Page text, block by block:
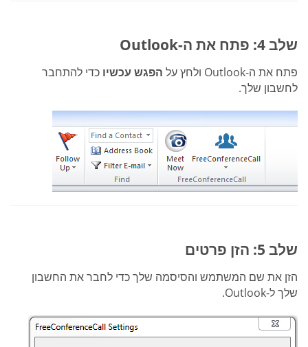
שלב 4: פתח את ה-Outlook
פתח את ה-Outlook ולחץ על הפגש עכשיו כדי להתחבר
לחשבון שלך.
שלב 5: הזן פרטים
הזן את שם המשתמש והסיסמה שלך כדי לחבר את החשבון
שלך ל-Outlook.